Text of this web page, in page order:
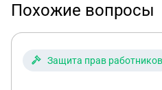
Похожие вопросы
Защита прав работников